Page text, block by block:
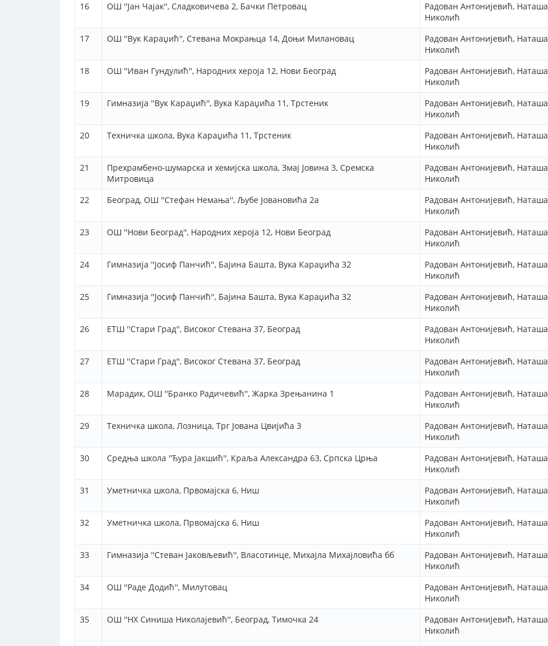
16 ОШ ''Јан Чајак'', Сладковичева 2, Бачки Петровац
Радован Антонијевић, Наташа
Николић
17 ОШ ''Вук Караџић'', Стевана Мокрањца 14, Доњи Милановац
Радован Антонијевић, Наташа
Николић
18 ОШ ''Иван Гундулић'', Народних хероја 12, Нови Београд
Радован Антонијевић, Наташа
Николић
19 Гимназија ''Вук Караџић'', Вука Караџића 11, Трстеник
Радован Антонијевић, Наташа
Николић
20 Техничка школа, Вука Караџића 11, Трстеник
Радован Антонијевић, Наташа
Николић
21
Прехрамбено-шумарска и хемијска школа, Змај Јовина 3, Сремска
Митровица
Радован Антонијевић, Наташа
Николић
22 Београд, ОШ ''Стефан Немања'', Љубе Јовановића 2а
Радован Антонијевић, Наташа
Николић
23 ОШ ''Нови Београд'', Народних хероја 12, Нови Београд
Радован Антонијевић, Наташа
Николић
24 Гимназија ''Јосиф Панчић'', Бајина Башта, Вука Караџића 32
Радован Антонијевић, Наташа
Николић
25 Гимназија ''Јосиф Панчић'', Бајина Башта, Вука Караџића 32
Радован Антонијевић, Наташа
Николић
26 ЕТШ ''Стари Град'', Високог Стевана 37, Београд
Радован Антонијевић, Наташа
Николић
27 ЕТШ ''Стари Град'', Високог Стевана 37, Београд
Радован Антонијевић, Наташа
Николић
28 Марадик, ОШ ''Бранко Радичевић'', Жарка Зрењанина 1
Радован Антонијевић, Наташа
Николић
29 Техничка школа, Лозница, Трг Јована Цвијића 3
Радован Антонијевић, Наташа
Николић
30 Средња школа ''Ђура Јакшић'', Краља Александра 63, Српска Црња
Радован Антонијевић, Наташа
Николић
31 Уметничка школа, Првомајска 6, Ниш
Радован Антонијевић, Наташа
Николић
32 Уметничка школа, Првомајска 6, Ниш
Радован Антонијевић, Наташа
Николић
33 Гимназија ''Стеван Јаковљевић'', Власотинце, Михајла Михајловића бб
Радован Антонијевић, Наташа
Николић
34 ОШ ''Раде Додић'', Милутовац
Радован Антонијевић, Наташа
Николић
35 ОШ ''НХ Синиша Николајевић'', Београд, Тимочка 24
Радован Антонијевић, Наташа
Николић